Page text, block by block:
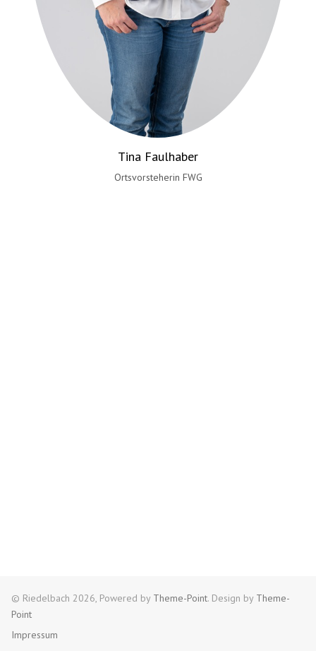
Tina Faulhaber
Ortsvorsteherin FWG
© Riedelbach 2026, Powered by Theme-Point. Design by Theme-
Point
Impressum